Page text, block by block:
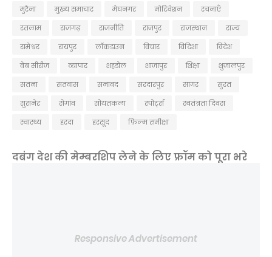
मुरैना
मु्ख्य समाचार मेघनगर मोटिवेशन
रचनाएँ
रतलाम
राजगढ़ राजनीति राजपुर राजस्थान
राज्य
रामेश्वर
रायपुर लॉकडाउन विचार विदिशा
विदेश
वेब सीरीज
व्यापार शहडोल शाजापुर शिक्षा
शुजालपुर
सतना
सतवास सनावद सरदारपुर सागर
सुरत
सुसनेर
सेगांव सोयतकला स्पोर्ट्स
स्वतंत्रता दिवस
स्वास्थ्य
हरदा हरसूद फ़िल्म समीक्षा
दबंग देश की मेम्बरशिप लेने के लिए फ्रॉम को पूरा भरे
Responsive Advertisement